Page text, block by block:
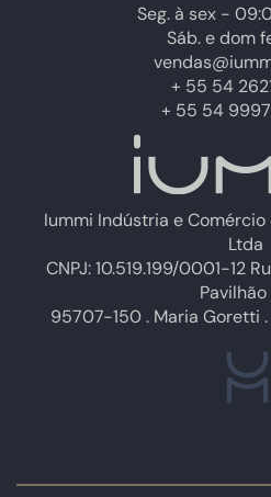
Seg. à sex -
Sáb. e dom
+ 55 54
+ 55 54
Iummi Indústria e
Ltda
CNPJ: 10.519.199/0001-12
95707-150 . Maria Goretti .